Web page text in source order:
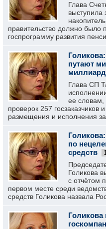
Глава
выступила
правительство должно было
госпрограмму развития
путают
Глава СП
ее словам,
проверок 257
размещения и исполнения
по
средств
Голикова
с отчётом
первом месте среди
средств Голикова назвала
Голикова